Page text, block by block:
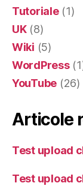
Tutoriale(1)
UK(8)
Wiki (5)
WordPress
YouTube (26)
Articole
Test upload
Test upload